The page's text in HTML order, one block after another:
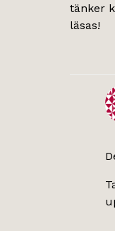
tänker
läsas!